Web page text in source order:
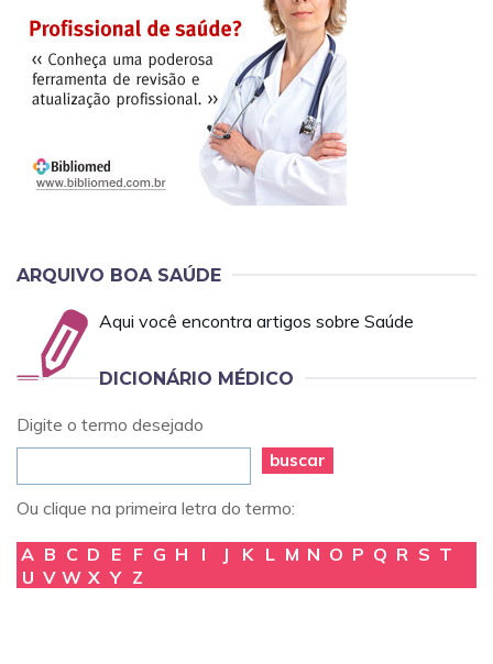
ARQUIVO BOA SAÚDE
Aqui você encontra artigos sobre Saúde
DICIONÁRIO MÉDICO
Digite o termo desejado
buscar
Ou clique na primeira letra do termo:
A B C D E F G H I J K L M N O P Q R S T
U V W X Y Z